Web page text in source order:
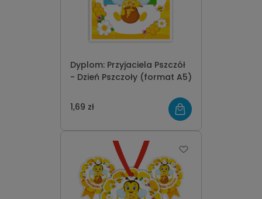
Dyplom: Przyjaciela Pszczół
- Dzień Pszczoły (format A5)
1,69 zł